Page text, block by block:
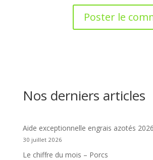
Nos derniers articles
Aide exceptionnelle engrais azotés 2026
30 juillet 2026
Le chiffre du mois – Porcs